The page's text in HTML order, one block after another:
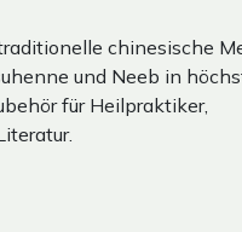
chinesische
und Neeb in
für Heilpraktiker,